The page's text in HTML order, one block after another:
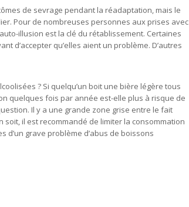
de sevrage pendant la réadaptation, mais le
Pour de nombreuses personnes aux prises avec
illusion est la clé du rétablissement. Certaines
d’accepter qu’elles aient un problème. D’autres
? Si quelqu’un boit une bière légère tous
quelques fois par année est-elle plus à risque de
Il y a une grande zone grise entre le fait
soit, il est recommandé de limiter la consommation
d’un grave problème d’abus de boissons